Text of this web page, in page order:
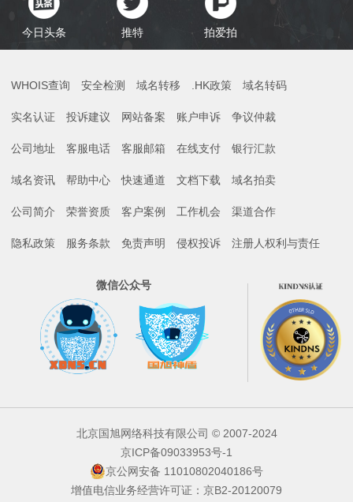
今日头条 推特 拍爱拍
WHOIS查询 安全检测 域名转移 .HK政策 域名转码
实名认证 投诉建议 网站备案 账户申诉 争议仲裁
公司地址 客服电话 客服邮箱 在线支付 银行汇款
域名资讯 帮助中心 快速通道 文档下载 域名拍卖
公司简介 荣誉资质 客户案例 工作机会 渠道合作
隐私政策 服务条款 免责声明 侵权投诉 注册人权利与责任
微信公众号
北京国旭网络科技有限公司 © 2007-2024
京ICP备09033953号-1
京公网安备 11010802040186号
增值电信业务经营许可证：京B2-20120079